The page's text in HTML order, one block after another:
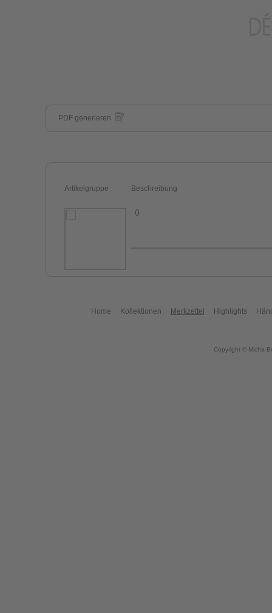
PDF generieren
Artikelgruppe Beschreibung
()
Home Kollektionen Merkzettel Highlights
Copyright © Micha